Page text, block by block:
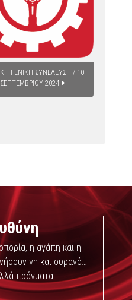
ΓΕΝΙΚΗ ΣΥΝΕΛΕΥΣΗ / 10
ΣΕΠΤΕΜΒΡΙΟΥ 2024
η αγάπη και η
γη και ουρανό…
πράγματα.